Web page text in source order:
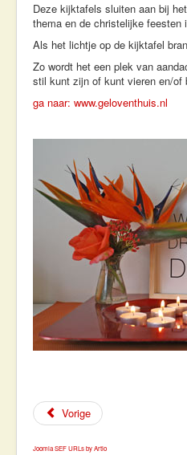
Deze kijktafels sluiten aan bij
thema en de christelijke feesten
Als het lichtje op de kijktafel
Zo wordt het een plek van
stil kunt zijn of kunt vieren en/of
ga naar: www.geloventhuis.nl
Vorige
Joomla SEF URLs by Artio